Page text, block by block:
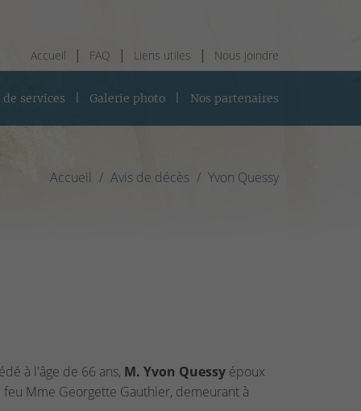
Accueil FAQ Liens utiles Nous joindre
services Galerie photo Nos partenaires
Accueil Avis de décès Yvon Quessy
à l'âge de 66 ans, M. Yvon Quessyépoux
Mme Georgette Gauthier, demeurant à